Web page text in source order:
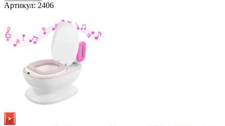
Артикул: 2406